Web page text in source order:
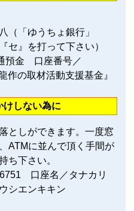
（「ゆうちょ銀行」
セ』を打って下さい）
預金 口座番号／
の取材活動支援基金』
けしない為に
としができます。一度窓
ATMに並んで頂く手間が
ち下さい。
口座名／タナカリ
シエンキキン